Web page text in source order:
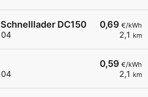
0,69 €/kWh
2,1 km
DC150
0,59 €/kWh
2,1 km